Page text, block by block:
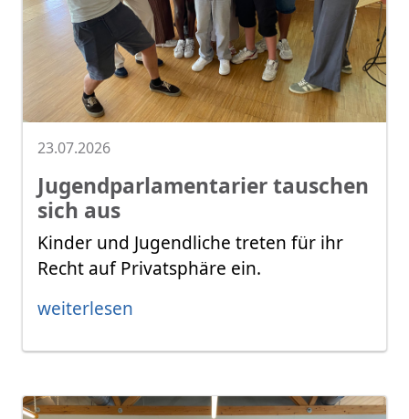
23.07.2026
Jugendparlamentarier tauschen
sich aus
Kinder und Jugendliche treten für ihr
Recht auf Privatsphäre ein.
weiterlesen